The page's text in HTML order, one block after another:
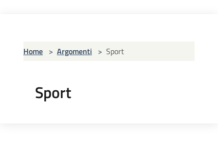
Home > Argomenti > Sport
Sport